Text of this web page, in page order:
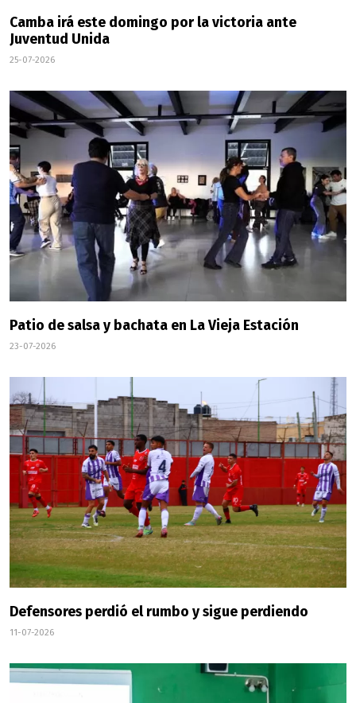
Camba irá este domingo por la victoria ante
Juventud Unida
25-07-2026
Patio de salsa y bachata en La Vieja Estación
23-07-2026
Defensores perdió el rumbo y sigue perdiendo
11-07-2026